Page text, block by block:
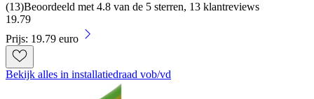
(13)Beoordeeld met 4.8 van de 5 sterren, 13 klantreviews
19.79
Prijs: 19.79 euro
Bekijk alles in installatiedraad vob/vd